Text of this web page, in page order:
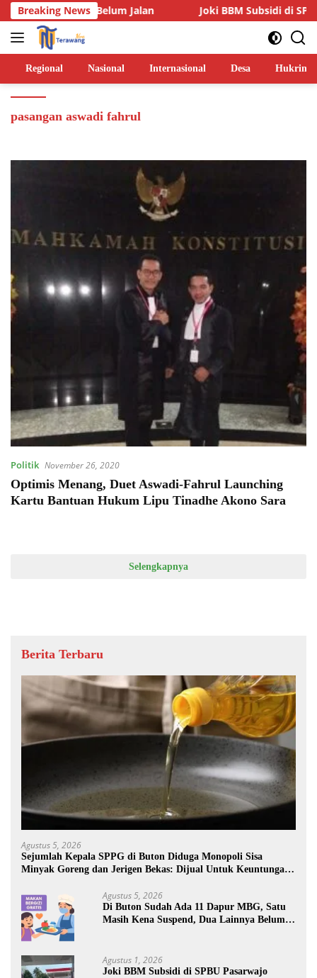
Langsung
ke
konten
Breaking News
Lainnya Belum Jalan Joki BBM Subsidi di SPBU
Regional Nasional Internasional Desa Hukrim
pasangan aswadi fahrul
Politik November 26, 2020
Optimis Menang, Duet Aswadi-Fahrul Launching
Kartu Bantuan Hukum Lipu Tinadhe Akono Sara
Selengkapnya
Berita Terbaru
Agustus 5, 2026
Sejumlah Kepala SPPG di Buton Diduga Monopoli Sisa
Minyak Goreng dan Jerigen Bekas: Dijual Untuk Keuntungan
Agustus 5, 2026
Di Buton Sudah Ada 11 Dapur MBG, Satu
Masih Kena Suspend, Dua Lainnya Belum
Agustus 1, 2026
Joki BBM Subsidi di SPBU Pasarwajo